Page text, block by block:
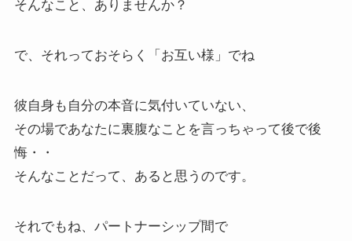
そんなこと、ありませんか？
で、それっておそらく「お互い様」でね
彼自身も自分の本音に気付いていない、
その場であなたに裏腹なことを言っちゃって後で後
悔・・
そんなことだって、あると思うのです。
それでもね、パートナーシップ間で